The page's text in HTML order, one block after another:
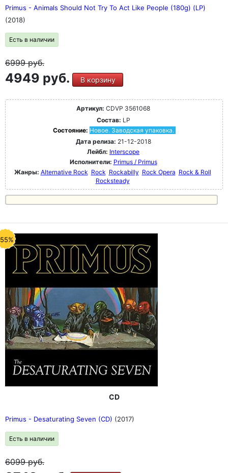
Primus - Animals Should Not Try To Act Like People (180g) (LP)
(2018)
Есть в наличии
6999руб.
4949 руб. В корзину
Артикул: CDVP 3561068
Состав: LP
Состояние: Новое. Заводская упаковка.
Дата релиза: 21-12-2018
Лейбл: Interscope
Исполнители: Primus / Primus
Жанры: Alternative Rock Rock Rockabilly Rock Opera Rock & Roll
Rocksteady
CD
Primus - Desaturating Seven (CD) (2017)
Есть в наличии
6099руб.